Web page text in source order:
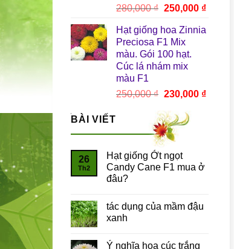
280,000₫ Giá
là:
280,000 ₫.
250,000 ₫Giá
tại
Hạt giống hoa Zinnia
Preciosa F1 Mix
màu. Gói 100 hạt.
Cúc lá nhám mix
màu F1
250,000₫ Giá
là:
250,000 ₫.
230,000 ₫Giá
BÀI VIẾT
26
Th2
Hạt giống Ớt ngọt
Candy Cane F1 mua ở
đâu?
tác dụng của mầm đậu
xanh
Ý nghĩa hoa cúc trắng